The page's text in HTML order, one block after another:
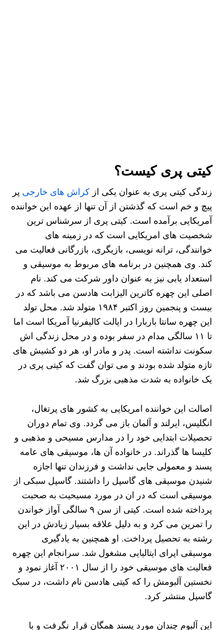
کیتی پری کیست؟
زندگی کیتی پری به عنوان یکی از کراش های خارجی پر
پیچ و خم است که گذشتن از آن تنها از عهده این خواننده
آمریکایی برآمده است. کیتی پری از سرشناس ترین
شخصیت های امریکایی است که در زمینه های
خوانندگی، ترانه نویسی، بازیگری، بازرگانی فعالیت می
کند. وی همچنین در برنامه های مربوط به موسیقی و
استعداد یابی نیز به عنوان داور شرکت می کند. نام
اصلی این چهره کاترین الیزابت هادسن می باشد که در
بیست و پنجمین روز اکتبر ۱۹۸۴ متولد شد. محل تولد
این چهره سانتا باربارا در ایالت کالیفرنیا آمریکا است اما
تا ۱۱ سالگی مدام در سفر بوده و در محل زندگی اش
سکونت نداشته است. پدر و مادر او، هر دو کشیش های
تازه متولد شده بودند و می توان گفت که کیتی پری در
یک خانواده به شدت مذهبی بزرگ شد.
اصالت این خواننده امریکایی به کشور های پرتغال،
انگلیس، ایرلند و آلمان باز می گردد. وی تمام دوران
تحصیلات ابتدایی خود را در مدارس مسیحی و مذهبی و
کلیسا ها گذراند. در خانواده آن ها، موسیقی های عامه
پسند و معمولی جایی نداشت و فرزندان تنها اجازه
شنیدن موسیقی های گاسپل را داشتند‌. گاسپل سبکی از
موسیقی است که در ان در مورد مسیحیت به صحبت
پرداخته شده است. کیتی از سن ۹ سالگی آواز خواندن
را تمرین می کرد و به دلیل علاقه بسیار زیادش در این
رشته به تحصیل پرداخت. او همچنین به یادگیری
موسیقی اپرای ایتالیایی مشغول شد. سرانجام این چهره
فعالیت های موسیقی خود را از سال ۲۰۰۱ آغاز نمود و
نخستین آلبومش را که کیتی هادسن نام داشت، در سبک
گاسپل منتشر کرد.
این آلبوم چندان مورد پسند همگان قرار نگرفت و با